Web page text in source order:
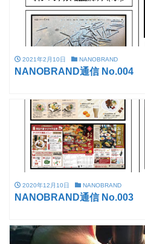
2021年2月10日 NANOBRAND
NANOBRAND通信 No.004
2020年12月10日 NANOBRAND
NANOBRAND通信 No.003